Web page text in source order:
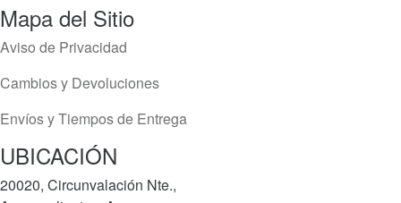
Mapa del Sitio
Aviso de Privacidad
Cambios y Devoluciones
Envíos y Tiempos de Entrega
UBICACIÓN
20020, Circunvalación Nte.,